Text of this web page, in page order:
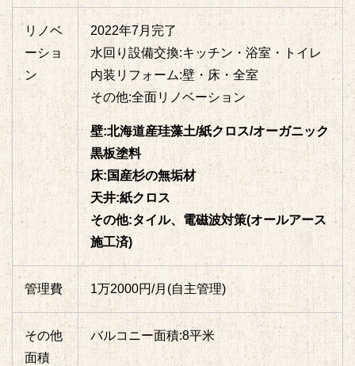
リノベ
ーショ
ン
2022年7月完了
水回り設備交換:キッチン・浴室・トイレ
内装リフォーム:壁・床・全室
その他:全面リノベーション
壁:北海道産珪藻土/紙クロス/オーガニック
黒板塗料
床:国産杉の無垢材
天井:紙クロス
その他:タイル、電磁波対策(オールアース
施工済)
管理費 1万2000円/月(自主管理)
その他
面積
バルコニー面積:8平米